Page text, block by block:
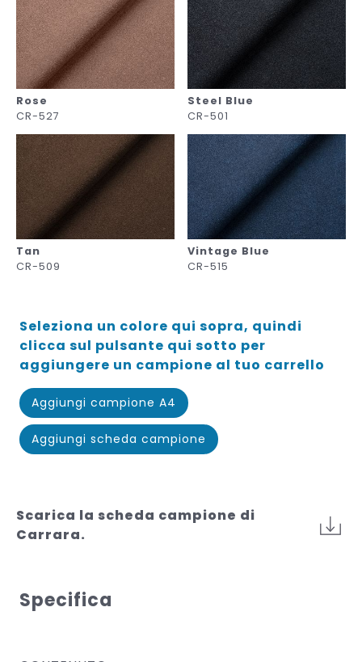
Rose
CR-527
Steel Blue
CR-501
Tan
CR-509
Vintage Blue
CR-515
Seleziona un colore qui sopra, quindi
clicca sul pulsante qui sotto per
aggiungere un campione al tuo carrello
Aggiungi campione A4
Aggiungi scheda campione
Scarica la scheda campione di
Carrara.
Specifica